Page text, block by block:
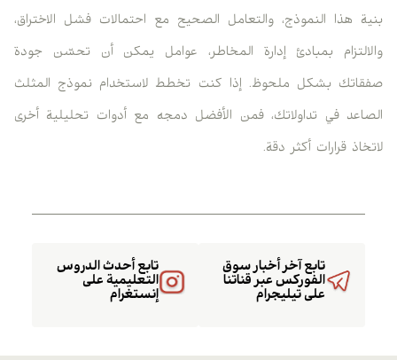
بنية هذا النموذج، والتعامل الصحيح مع احتمالات فشل الاختراق،
والالتزام بمبادئ إدارة المخاطر، عوامل يمكن أن تحسّن جودة
صفقاتك بشكل ملحوظ. إذا كنت تخطط لاستخدام نموذج المثلث
الصاعد في تداولاتك، فمن الأفضل دمجه مع أدوات تحليلية أخرى
لاتخاذ قرارات أكثر دقة.
تابع أحدث الدروس
التعليمية على
إنستغرام
تابع آخر أخبار سوق
الفوركس عبر قناتنا
على تيليجرام